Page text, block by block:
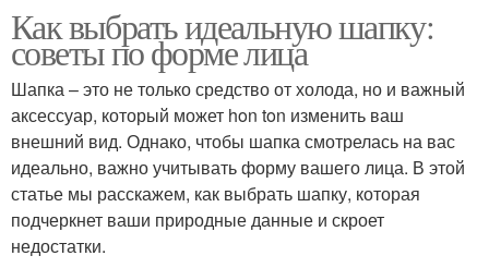
Как выбрать идеальную шапку:
советы по форме лица
Шапка – это не только средство от холода, но и важный
аксессуар, который может hon ton изменить ваш
внешний вид. Однако, чтобы шапка смотрелась на вас
идеально, важно учитывать форму вашего лица. В этой
статье мы расскажем, как выбрать шапку, которая
подчеркнет ваши природные данные и скроет
недостатки.